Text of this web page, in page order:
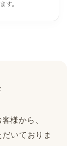
す。
様から、
いておりま